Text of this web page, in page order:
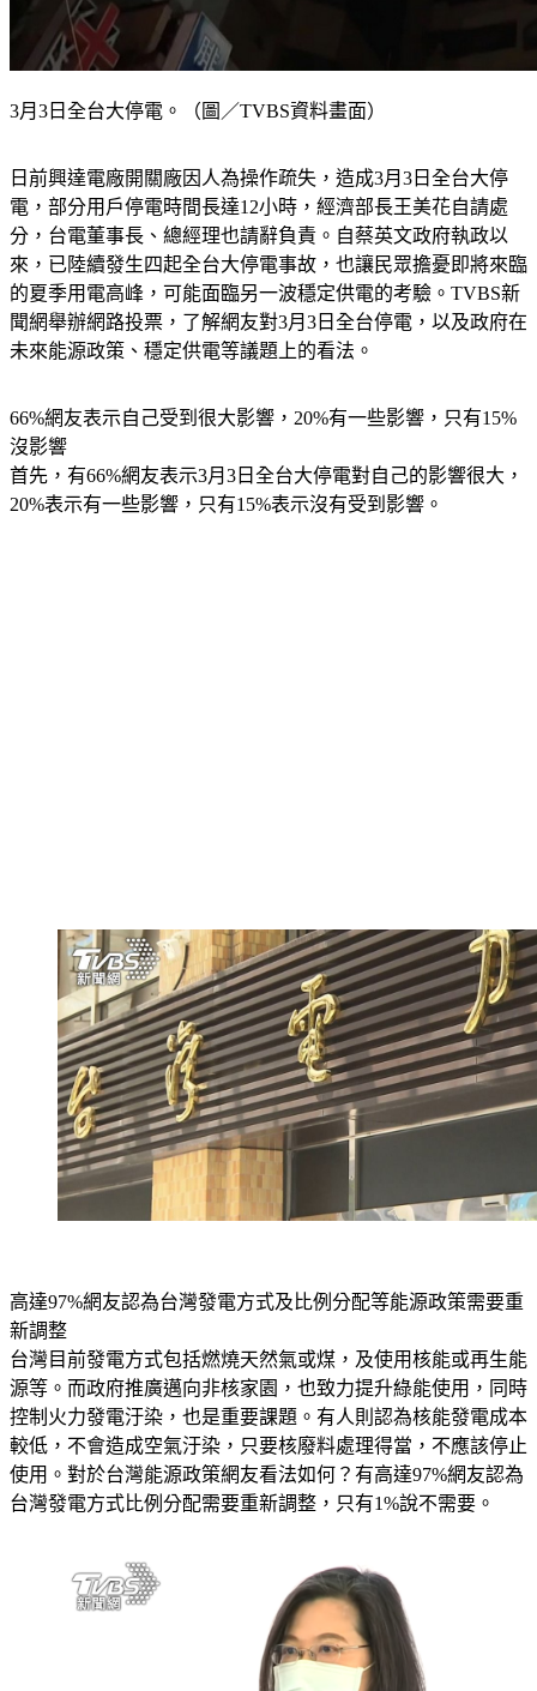
電，部分用戶停電時間長達12小時，經濟部長王美花自請處
分，台電董事長、總經理也請辭負責。自蔡英文政府執政以
來，已陸續發生四起全台大停電事故，也讓民眾擔憂即將來臨
的夏季用電高峰，可能面臨另一波穩定供電的考驗。TVBS新
聞網舉辦網路投票，了解網友對3月3日全台停電，以及政府在
未來能源政策、穩定供電等議題上的看法。
沒影響
首先，有66%網友表示3月3日全台大停電對自己的影響很大，
20%表示有一些影響，只有15%表示沒有受到影響。
新調整
台灣目前發電方式包括燃燒天然氣或煤，及使用核能或再生能
源等。而政府推廣邁向非核家園，也致力提升綠能使用，同時
控制火力發電汙染，也是重要課題。有人則認為核能發電成本
較低，不會造成空氣汙染，只要核廢料處理得當，不應該停止
使用。對於台灣能源政策網友看法如何？有高達97%網友認為
台灣發電方式比例分配需要重新調整，只有1%說不需要。